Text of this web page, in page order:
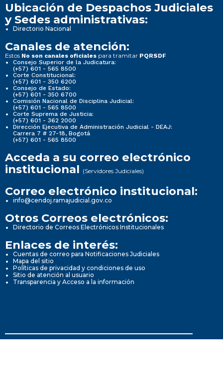
Ubicación de Despachos Judiciales
y Sedes administrativas:
Directorio Nacional
Canales de atención:
Estos No son canales oficiales para tramitar PQRSDF
Consejo Superior de la Judicatura:
(+57) 601 - 565 8500
Corte Constitucional:
(+57) 601 - 350 6200
Consejo de Estado:
(+57) 601 - 350 6700
Comisión Nacional de Disciplina Judicial:
(+57) 601 - 565 8500
Corte Suprema de Justicia:
(+57) 601 - 362 2000
Dirección Ejecutiva de Administración Judicial - DEAJ:
Carrera 7 # 27-18, Bogotá
(+57) 601 - 565 8500
Acceda a su correo electrónico
institucional (Servidores Judiciales)
Correo electrónico institucional:
info@cendoj.ramajudicial.gov.co
Otros Correos electrónicos:
Directorio de Correos Electrónicos Institucionales
Enlaces de interés:
Cuentas de correo para Notificaciones Judiciales
Mapa del sitio
Políticas de privacidad y condiciones de uso
Sitio de atención al usuario
Transparencia y Acceso a la información